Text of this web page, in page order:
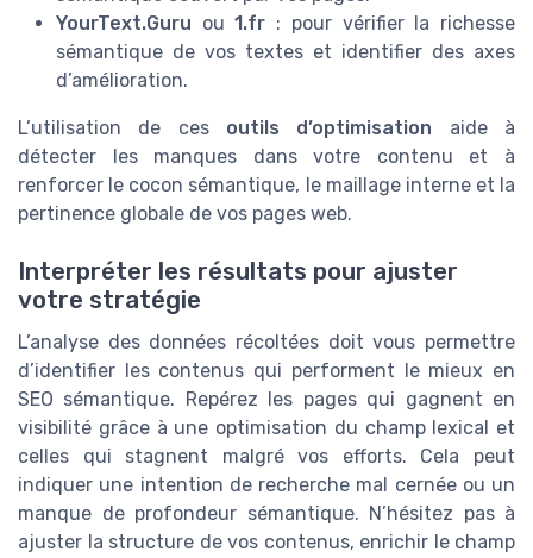
YourText.Guru ou1.fr : pour vérifier la richesse
sémantique de vos textes et identifier des axes
d’amélioration.
L’utilisation de ces outils d’optimisation aide à
détecter les manques dans votre contenu et à
renforcer le cocon sémantique, le maillage interne et la
pertinence globale de vos pages web.
Interpréter les résultats pour ajuster
votre stratégie
L’analyse des données récoltées doit vous permettre
d’identifier les contenus qui performent le mieux en
SEO sémantique. Repérez les pages qui gagnent en
visibilité grâce à une optimisation du champ lexical et
celles qui stagnent malgré vos efforts. Cela peut
indiquer une intention de recherche mal cernée ou un
manque de profondeur sémantique. N’hésitez pas à
ajuster la structure de vos contenus, enrichir le champ